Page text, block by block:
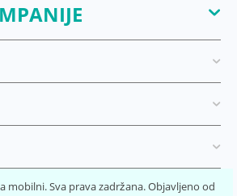
mobilni. Sva prava zadržana. Objavljeno od